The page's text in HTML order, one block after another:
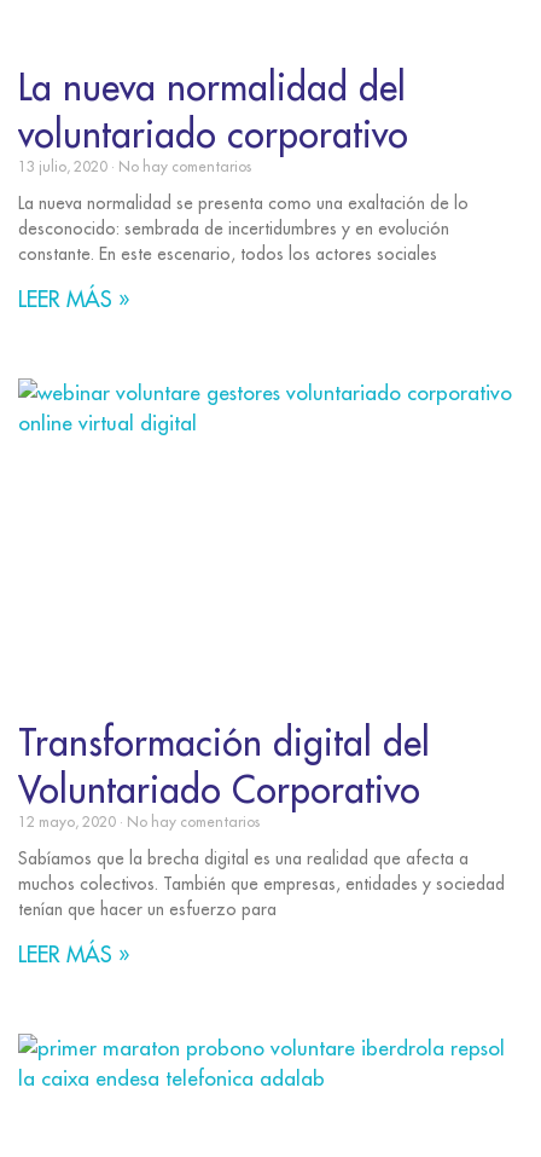
La nueva normalidad del
voluntariado corporativo
13 julio, 2020 No hay comentarios
La nueva normalidad se presenta como una exaltación de lo
desconocido: sembrada de incertidumbres y en evolución
constante. En este escenario, todos los actores sociales
LEER MÁS »
Transformación digital del
Voluntariado Corporativo
12 mayo, 2020 No hay comentarios
Sabíamos que la brecha digital es una realidad que afecta a
muchos colectivos. También que empresas, entidades y sociedad
tenían que hacer un esfuerzo para
LEER MÁS »